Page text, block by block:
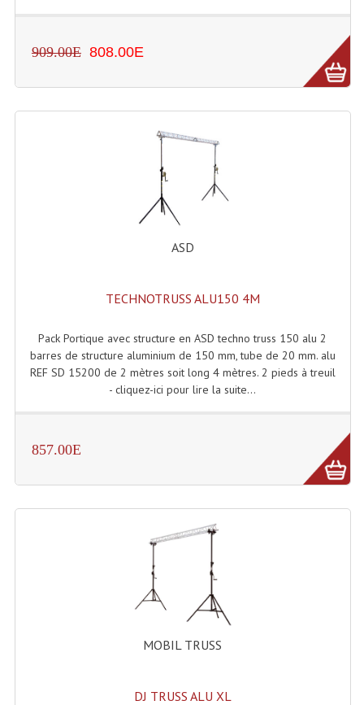
Flight-Case (s) Et Accessoires
Flight Case Plasma Et Écran LCD
Flight Case Régie
Flight Cases Platine Disque. Lecteurs CD
Flight Malettes Consoles T. Mixages
Flight-Case Pour La Lumière
Malle Flight Multi-Usage
Sac Trolley De Transport
Sacs & Housses De Transport
Valises Pour Clavier
Rack 19 Pouces Multiplis
Accessoires Flight-Case Coins Roulettes
909.00E 808.00E
ASD
TECHNOTRUSS ALU150 4M
Pack Portique avec structure en ASD techno truss 150 alu 2
barres de structure aluminium de 150 mm, tube de 20 mm. alu
REF SD 15200 de 2 mètres soit long 4 mètres. 2 pieds à treuil
- cliquez-ici pour lire la suite...
857.00E
MOBIL TRUSS
DJ TRUSS ALU XL